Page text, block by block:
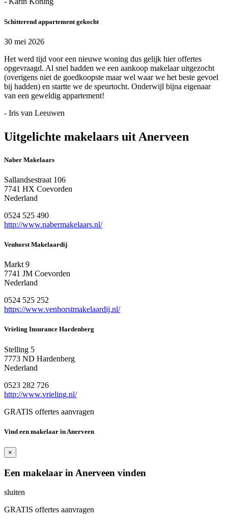
Schitterend appartement gekocht
30 mei 2026
Het werd tijd voor een nieuwe woning dus gelijk hier offertes
opgevraagd. Al snel hadden we een aankoop makelaar uitgezocht
(overigens niet de goedkoopste maar wel waar we het beste gevoel
bij hadden) en startte we de speurtocht. Onderwijl bijna eigenaar
van een geweldig appartement!
- Iris van Leeuwen
Uitgelichte makelaars uit Anerveen
Naber Makelaars
Sallandsestraat 106
7741 HX Coevorden
Nederland
0524 525 490
http://www.nabermakelaars.nl/
Venhorst Makelaardij
Markt 9
7741 JM Coevorden
Nederland
0524 525 252
https://www.venhorstmakelaardij.nl/
Vrieling Insurance Hardenberg
Stelling 5
7773 ND Hardenberg
Nederland
0523 282 726
http://www.vrieling.nl/
GRATIS offertes aanvragen
Vind een makelaar in Anerveen
×
Een makelaar in Anerveen vinden
sluiten
GRATIS offertes aanvragen